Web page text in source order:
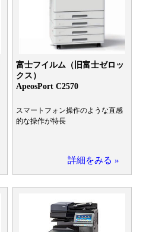
富士フイルム（旧富士ゼロッ
クス）
ApeosPort C2570
スマートフォン操作のような直感
的な操作が特長
詳細をみる »